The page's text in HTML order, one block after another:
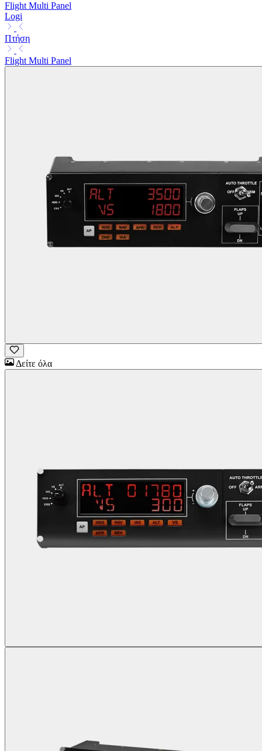
Flight Multi Panel
Logi
Πτήση
Flight Multi Panel
Δείτε όλα